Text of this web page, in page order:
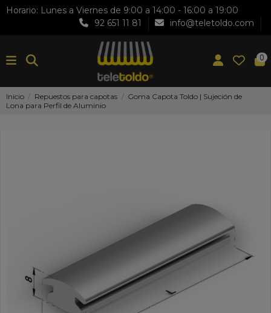
Horario: Lunes a Viernes de 9:00 a 14:00 - 16:00 a 19:00
92 651 11 81
info@teletoldo.com
0
Inicio Repuestos para capotas
Goma Capota Toldo | Sujeción de
Lona para Perfil de Aluminio